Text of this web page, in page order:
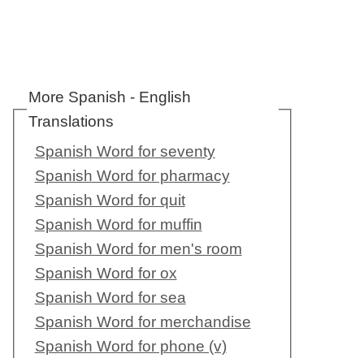
More Spanish - English
Translations
Spanish Word for seventy
Spanish Word for pharmacy
Spanish Word for quit
Spanish Word for muffin
Spanish Word for men's room
Spanish Word for ox
Spanish Word for sea
Spanish Word for merchandise
Spanish Word for phone (v)